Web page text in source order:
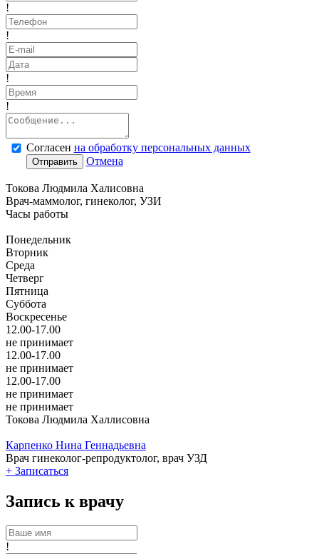
!
!
!
!
Согласен на обработку персональных данных
Отправить Отмена
Токова Людмила Халисовна
Врач-маммолог, гинеколог, УЗИ
Часы работы
Понедельник
Вторник
Среда
Четверг
Пятница
Суббота
Воскресенье
12.00-17.00
не принимает
12.00-17.00
не принимает
12.00-17.00
не принимает
не принимает
Токова Людмила Халлисовна
Карпенко Нина Геннадьевна
Врач гинеколог-репродуктолог, врач УЗД
+ Записаться
Запись к врачу
!